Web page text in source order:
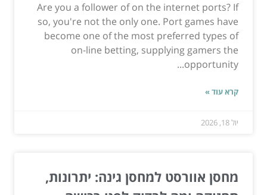
Are you a follower of on the internet ports? If
so, you're not the only one. Port games have
become one of the most preferred types of
on-line betting, supplying gamers the
opportunity...
קרא עוד »
יול 18, 2026
מחסן אוורסט למחסן גינה: יתרונות,